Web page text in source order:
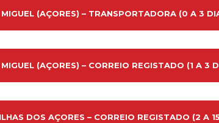
(AÇORES) – TRANSPORTADORA (0 A 3
(AÇORES) – CORREIO REGISTADO (1 A 3
DOS AÇORES – CORREIO REGISTADO (2 A